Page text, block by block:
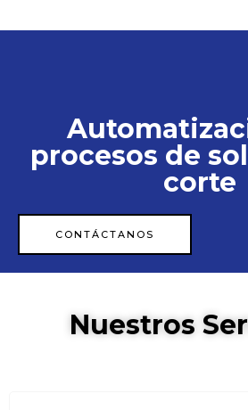
procesos de
corte
CONTÁCTANOS
Nuestros